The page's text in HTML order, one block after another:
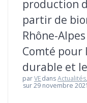
production
partir de
Rhône-
Comté pour
durable et
parVEdansActualités,
sur 29 novembre 2021